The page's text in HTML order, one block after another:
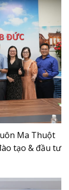
Ma Thuột
tạo & đầu tư